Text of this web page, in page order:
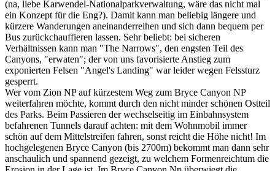
(na, liebe Karwendel-Nationalparkverwaltung, wäre das nicht mal
ein Konzept für die Eng?). Damit kann man beliebig längere und
kürzere Wanderungen aneinanderreihen und sich dann bequem per
Bus zurückchauffieren lassen. Sehr beliebt: bei sicheren
Verhältnissen kann man "The Narrows", den engsten Teil des
Canyons, "erwaten"; der von uns favorisierte Anstieg zum
exponierten Felsen "Angel's Landing" war leider wegen Felssturz
gesperrt.
Wer vom Zion NP auf kürzestem Weg zum Bryce Canyon NP
weiterfahren möchte, kommt durch den nicht minder schönen Ostteil
des Parks. Beim Passieren der wechselseitig im Einbahnsystem
befahrenen Tunnels darauf achten: mit dem Wohnmobil immer
schön auf dem Mittelstreifen fahren, sonst reicht die Höhe nicht! Im
hochgelegenen Bryce Canyon (bis 2700m) bekommt man dann sehr
anschaulich und spannend gezeigt, zu welchem Formenreichtum die